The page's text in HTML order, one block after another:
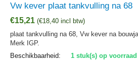
Vw kever plaat tankvulling na 68
€15,21 (€18,40 incl btw)
plaat tankvulling na 68, Vw kever na
Merk IGP.
Beschikbaarheid:
1 stuk(s) op voorraad